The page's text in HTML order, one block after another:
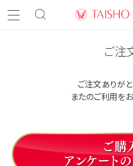
ご注
ご注文ありがと
またのご利用をお